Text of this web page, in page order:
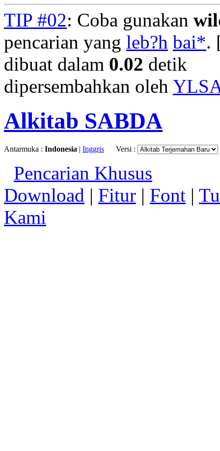
TIP #02: Coba gunakan
pencarian yang leb?h bai*.
dibuat dalam 0.02 detik
dipersembahkan oleh
Alkitab SABDA
Antarmuka : Indonesia | Inggris Versi :
Pencarian Khusus
Download | Fitur | Font |
Kami